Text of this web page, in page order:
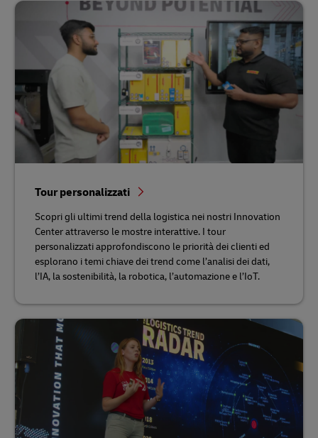
Tour personalizzati
Scopri gli ultimi trend della logistica nei nostri Innovation
Center attraverso le mostre interattive. I tour
personalizzati approfondiscono le priorità dei clienti ed
esplorano i temi chiave dei trend come l’analisi dei dati,
l’IA, la sostenibilità, la robotica, l’automazione e l’IoT.